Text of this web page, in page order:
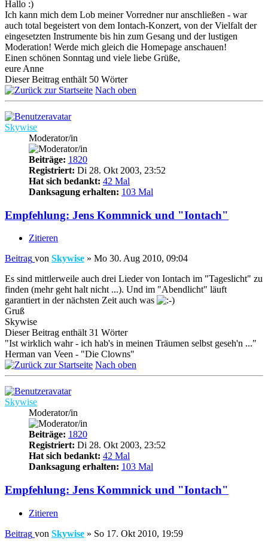
Hallo :)
Ich kann mich dem Lob meiner Vorredner nur anschließen - war
auch total begeistert von dem Iontach-Konzert, von der Vielfalt der
eingesetzten Instrumente bis hin zum Gesang und der lustigen
Moderation! Werde mich gleich die Homepage anschauen!
Einen schönen Sonntag und viele liebe Grüße,
eure Anne
Dieser Beitrag enthält 50 Wörter
Nach oben
Skywise
Moderator/in
Beiträge: 1820
Registriert: Di 28. Okt 2003, 23:52
Hat sich bedankt: 42 Mal
Danksagung erhalten: 103 Mal
Empfehlung: Jens Kommnick und "Iontach"
Zitieren
Beitrag von Skywise » Mo 30. Aug 2010, 09:04
Es sind mittlerweile auch drei Lieder von Iontach im "Tageslicht" zu
finden (mehr geht halt nicht ...). Und im "Abendlicht" läuft
garantiert in der nächsten Zeit auch was
Gruß
Skywise
Dieser Beitrag enthält 31 Wörter
"Ist wirklich wahr - ich hab's in meinen Träumen selbst geseh'n ..."
Herman van Veen - "Die Clowns"
Nach oben
Skywise
Moderator/in
Beiträge: 1820
Registriert: Di 28. Okt 2003, 23:52
Hat sich bedankt: 42 Mal
Danksagung erhalten: 103 Mal
Empfehlung: Jens Kommnick und "Iontach"
Zitieren
Beitrag von Skywise » So 17. Okt 2010, 19:59